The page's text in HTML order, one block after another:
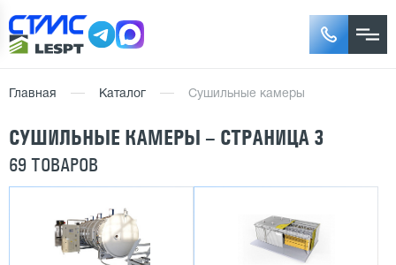
Главная Каталог Сушильные камеры
СУШИЛЬНЫЕ КАМЕРЫ – СТРАНИЦА 3
69 ТОВАРОВ